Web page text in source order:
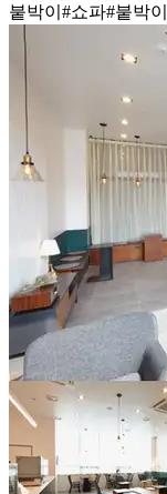
붙박이 #쇼파#붙박